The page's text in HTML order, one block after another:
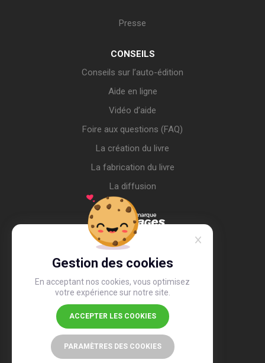
Gestion des cookies
En acceptant nos cookies, vous optimisez
votre expérience sur notre site.
ACCEPTER LES COOKIES
PARAMÈTRES DES COOKIES
Presse
CONSEILS
Conseils sur l’auto-édition
Aide en ligne
Vidéo d’aide
Foire aux questions (FAQ)
La création du livre
La fabrication du livre
La diffusion
4,4